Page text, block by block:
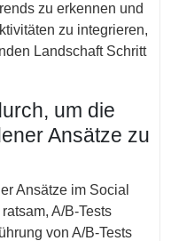
zu erkennen und
zu integrieren,
Landschaft Schritt
um die
Ansätze zu
Ansätze im Social
A/B-Tests
von A/B-Tests